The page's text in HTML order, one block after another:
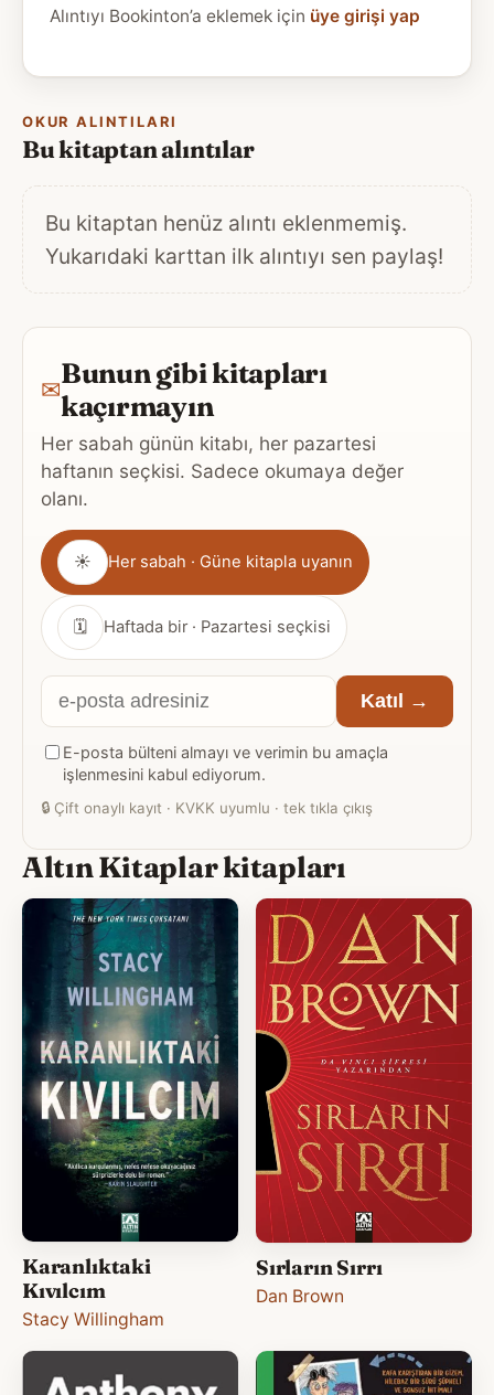
Alıntıyı Bookinton’a eklemek için üye girişi yap
OKUR ALINTILARI
Bu kitaptan alıntılar
Bu kitaptan henüz alıntı eklenmemiş.
Yukarıdaki karttan ilk alıntıyı sen paylaş!
✉Bunun gibi kitapları
kaçırmayın
Her sabah günün kitabı, her pazartesi
haftanın seçkisi. Sadece okumaya değer
olanı.
Gönderim
sıklığı
☀ Her sabah · Güne kitapla uyanın
🗓 Haftada bir · Pazartesi seçkisi
E-
posta
adresiniz
Katıl →
E-posta bülteni almayı ve verimin bu amaçla
işlenmesini kabul ediyorum.
🔒 Çift onaylı kayıt · KVKK uyumlu · tek tıkla çıkış
Altın Kitaplar kitapları
Karanlıktaki
Kıvılcım
Stacy Willingham
Sırların Sırrı
Dan Brown